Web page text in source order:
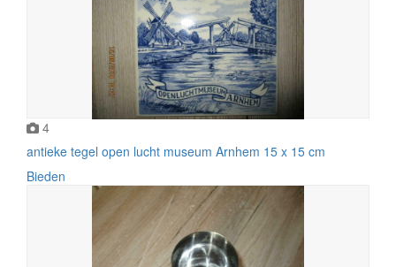
4
antieke tegel open lucht museum Arnhem 15 x 15 cm
Bieden